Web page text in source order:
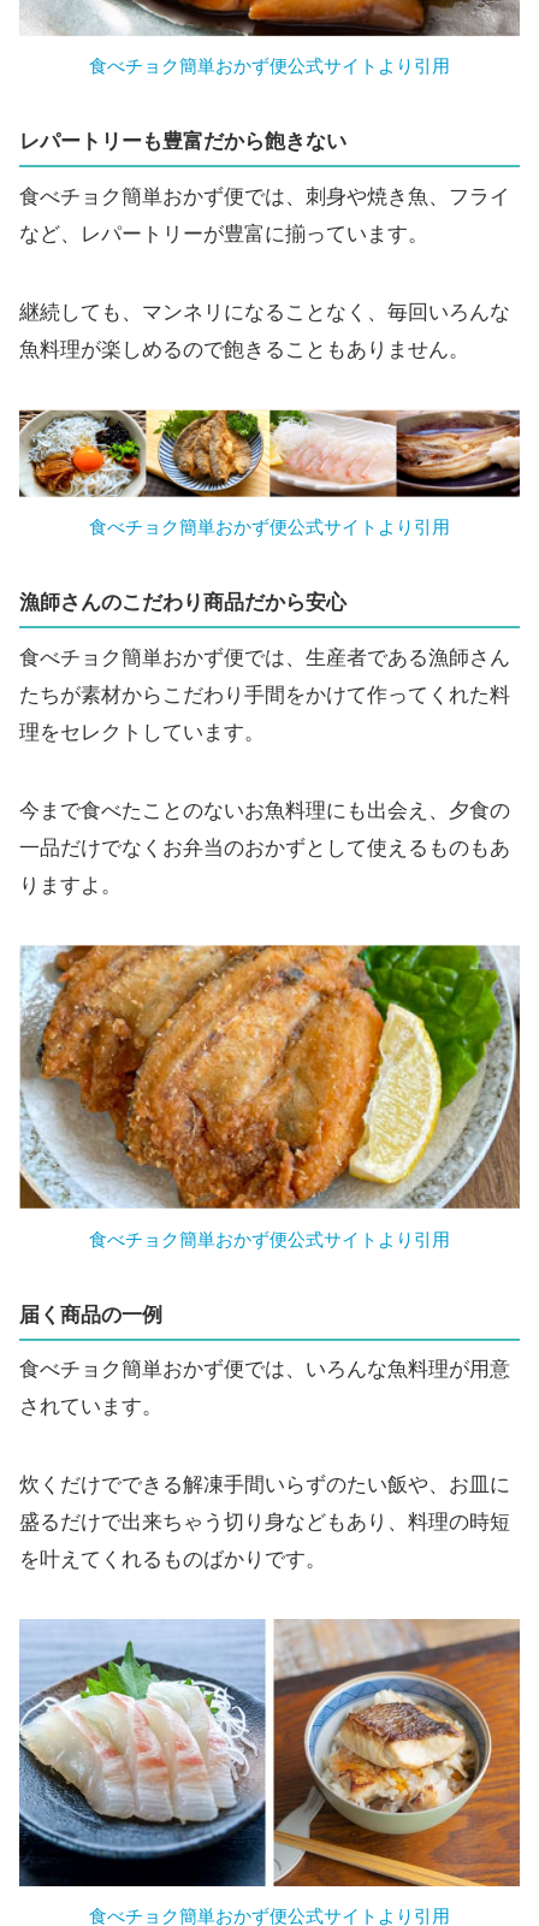
食べチョク簡単おかず便公式サイトより引用
レパートリーも豊富だから飽きない
食べチョク簡単おかず便では、刺身や焼き魚、フライ
など、レパートリーが豊富に揃っています。
継続しても、マンネリになることなく、毎回いろんな
魚料理が楽しめるので飽きることもありません。
食べチョク簡単おかず便公式サイトより引用
漁師さんのこだわり商品だから安心
食べチョク簡単おかず便では、生産者である漁師さん
たちが素材からこだわり手間をかけて作ってくれた料
理をセレクトしています。
今まで食べたことのないお魚料理にも出会え、夕食の
一品だけでなくお弁当のおかずとして使えるものもあ
りますよ。
食べチョク簡単おかず便公式サイトより引用
届く商品の一例
食べチョク簡単おかず便では、いろんな魚料理が用意
されています。
炊くだけでできる解凍手間いらずのたい飯や、お皿に
盛るだけで出来ちゃう切り身などもあり、料理の時短
を叶えてくれるものばかりです。
食べチョク簡単おかず便公式サイトより引用